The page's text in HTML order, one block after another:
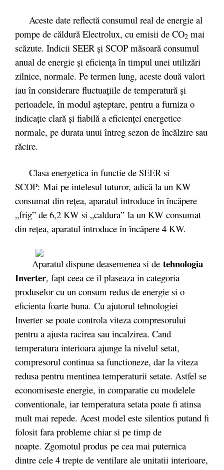
Aceste date reflectă consumul real de energie al
pompe de căldură Electrolux, cu emisii de CO2 mai
scăzute. Indicii SEER şi SCOP măsoară consumul
anual de energie şi eficienţa în timpul unei utilizări
zilnice, normale. Pe termen lung, aceste două valori
iau în considerare fluctuaţiile de temperatură şi
perioadele, în modul aşteptare, pentru a furniza o
indicaţie clară şi fiabilă a eficienţei energetice
normale, pe durata unui întreg sezon de încălzire sau
răcire.
Clasa energetica in functie de SEER si
SCOP: Mai pe intelesul tuturor, adică la un KW
consumat din reţea, aparatul introduce în încăpere
„frig” de 6,2 KW si „caldura” la un KW consumat
din reţea, aparatul introduce în încăpere 4 KW.
Aparatul dispune deasemenea si de tehnologia
Inverter, fapt ceea ce il plaseaza in categoria
produselor cu un consum redus de energie si o
eficienta foarte buna. Cu ajutorul tehnologiei
Inverter se poate controla viteza compresorului
pentru a ajusta racirea sau incalzirea. Cand
temperatura interioara ajunge la nivelul setat,
compresorul continua sa functioneze, dar la viteza
redusa pentru mentinea temperaturii setate. Astfel se
economiseste energie, in comparatie cu modelele
conventionale, iar temperatura setata poate fi atinsa
mult mai repede. Acest model este silentios putand fi
folosit fara probleme chiar si pe timp de
noapte. Zgomotul produs pe cea mai puternica
dintre cele 4 trepte de ventilare ale unitatii interioare,